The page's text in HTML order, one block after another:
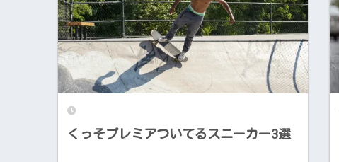
くっそプレミアついてるスニーカー3選